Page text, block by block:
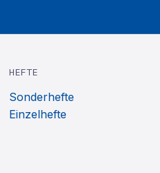
HEFTE
Sonderhefte
Einzelhefte